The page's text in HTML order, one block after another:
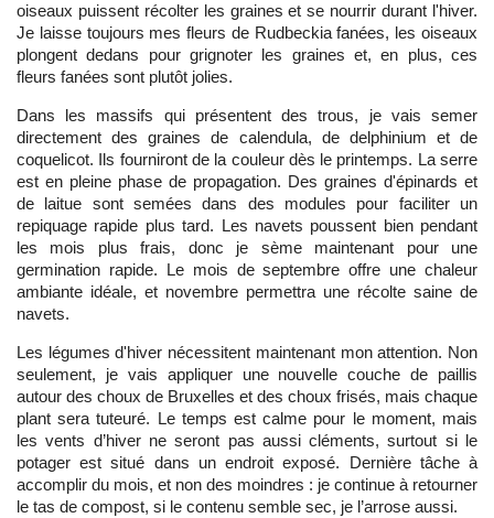
oiseaux puissent récolter les graines et se nourrir durant l'hiver.
Je laisse toujours mes fleurs de Rudbeckia fanées, les oiseaux
plongent dedans pour grignoter les graines et, en plus, ces
fleurs fanées sont plutôt jolies.
Dans les massifs qui présentent des trous, je vais semer
directement des graines de calendula, de delphinium et de
coquelicot. Ils fourniront de la couleur dès le printemps. La serre
est en pleine phase de propagation. Des graines d'épinards et
de laitue sont semées dans des modules pour faciliter un
repiquage rapide plus tard. Les navets poussent bien pendant
les mois plus frais, donc je sème maintenant pour une
germination rapide. Le mois de septembre offre une chaleur
ambiante idéale, et novembre permettra une récolte saine de
navets.
Les légumes d'hiver nécessitent maintenant mon attention. Non
seulement, je vais appliquer une nouvelle couche de paillis
autour des choux de Bruxelles et des choux frisés, mais chaque
plant sera tuteuré. Le temps est calme pour le moment, mais
les vents d’hiver ne seront pas aussi cléments, surtout si le
potager est situé dans un endroit exposé. Dernière tâche à
accomplir du mois, et non des moindres : je continue à retourner
le tas de compost, si le contenu semble sec, je l’arrose aussi.